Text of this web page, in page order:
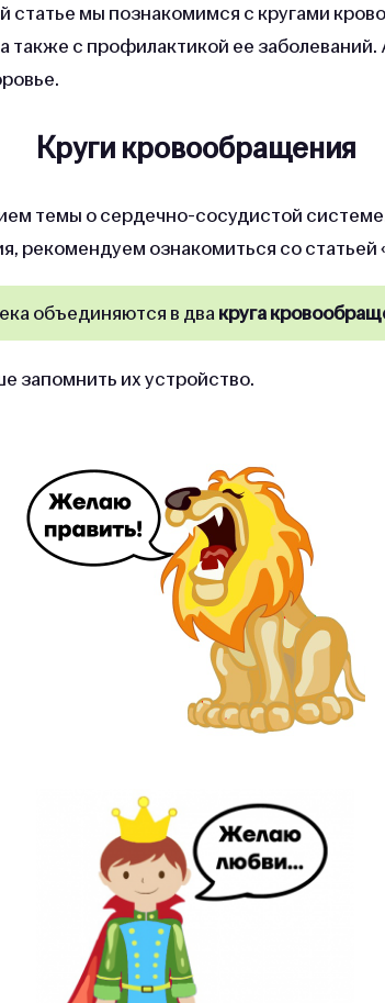
статье мы познакомимся с кругами
также с профилактикой ее
Круги кровообращения
темы о сердечно-сосудистой
рекомендуем ознакомиться со статьей
объединяются в двакруга
запомнить их устройство.